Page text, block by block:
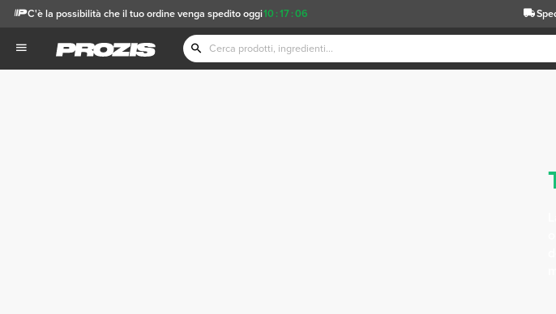
10 :17 :06
C'è la possibilità che il tuo ordine venga spedito oggi